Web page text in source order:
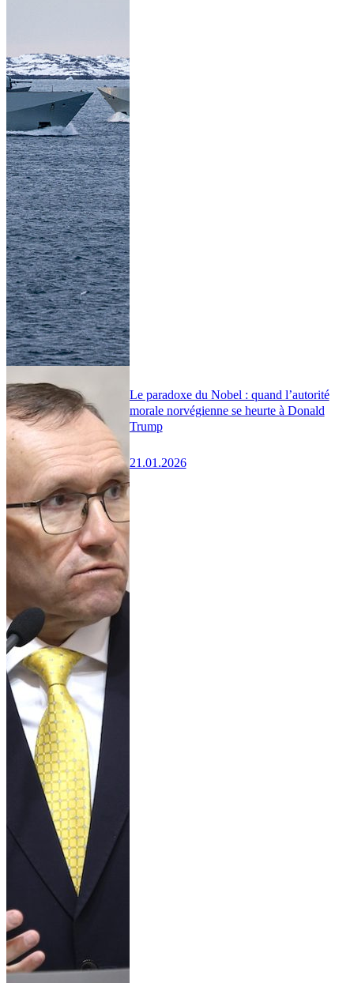
Le paradoxe du Nobel : quand l’autorité
morale norvégienne se heurte à Donald
Trump
21.01.2026